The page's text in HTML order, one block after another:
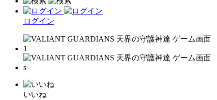
ログイン
いいね